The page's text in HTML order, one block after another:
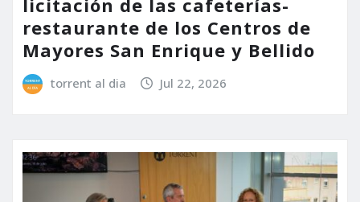
licitación de las cafeterías-
restaurante de los Centros de
Mayores San Enrique y Bellido
torrent al dia Jul 22, 2026